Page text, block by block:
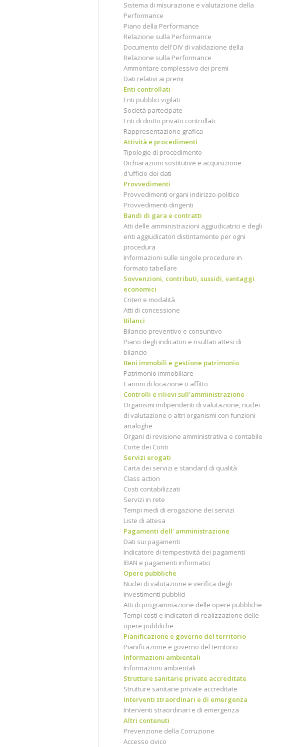
Sistema di misurazione e valutazione della
Performance
Piano della Performance
Relazione sulla Performance
Documento dell'OIV di validazione della
Relazione sulla Performance
Ammontare complessivo dei premi
Dati relativi ai premi
Enti controllati
Enti pubblici vigilati
Società partecipate
Enti di diritto privato controllati
Rappresentazione grafica
Attività e procedimenti
Tipologie di procedimento
Dichiarazioni sostitutive e acquisizione
d'ufficio dei dati
Provvedimenti
Provvedimenti organi indirizzo-politico
Provvedimenti dirigenti
Bandi di gara e contratti
Atti delle amministrazioni aggiudicatrici e degli
enti aggiudicatori distintamente per ogni
procedura
Informazioni sulle singole procedure in
formato tabellare
Sovvenzioni, contributi, sussidi, vantaggi
economici
Criteri e modalità
Atti di concessione
Bilanci
Bilancio preventivo e consuntivo
Piano degli indicatori e risultati attesi di
bilancio
Beni immobili e gestione patrimonio
Patrimonio immobiliare
Canoni di locazione o affitto
Controlli e rilievi sull'amministrazione
Organismi indipendenti di valutazione, nuclei
di valutazione o altri organismi con funzioni
analoghe
Organi di revisione amministrativa e contabile
Corte dei Conti
Servizi erogati
Carta dei servizi e standard di qualità
Class action
Costi contabilizzati
Servizi in rete
Tempi medi di erogazione dei servizi
Liste di attesa
Pagamenti dell' amministrazione
Dati sui pagamenti
Indicatore di tempestività dei pagamenti
IBAN e pagamenti informatici
Opere pubbliche
Nuclei di valutazione e verifica degli
investimenti pubblici
Atti di programmazione delle opere pubbliche
Tempi costi e indicatori di realizzazione delle
opere pubbliche
Pianificazione e governo del territorio
Pianificazione e governo del territorio
Informazioni ambientali
Informazioni ambientali
Strutture sanitarie private accreditate
Strutture sanitarie private accreditate
Interventi straordinari e di emergenza
Interventi straordinari e di emergenza
Altri contenuti
Prevenzione della Corruzione
Accesso civico